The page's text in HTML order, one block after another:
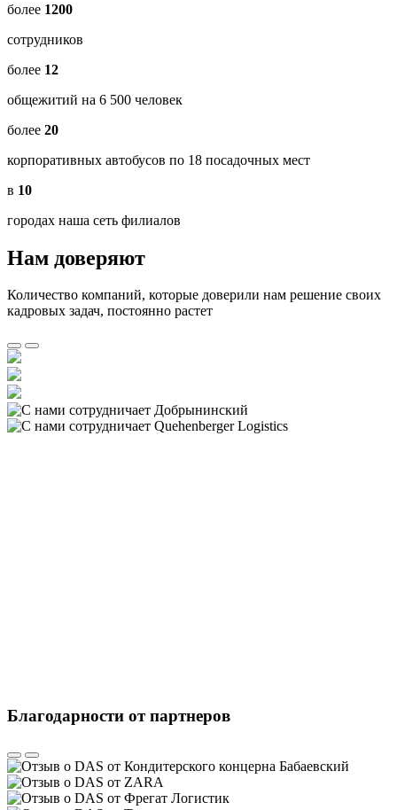
более 1200
сотрудников
более 12
общежитий на 6 500 человек
более 20
корпоративных автобусов по 18 посадочных мест
в 10
городах наша сеть филиалов
Нам доверяют
Количество компаний, которые доверили нам решение своих
кадровых задач, постоянно растет
Благодарности от партнеров